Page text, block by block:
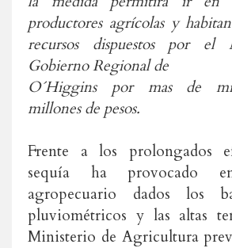
productores agrícolas y
recursos dispuestos por
Gobierno Regional de
O´Higgins por mas de
millones de pesos.
Frente a los prolongados
sequía ha provocado
agropecuario dados los
pluviométricos y las altas
Ministerio de Agricultura